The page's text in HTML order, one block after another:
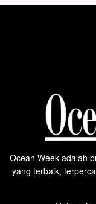
Ocean Week adalah
yang terbaik,